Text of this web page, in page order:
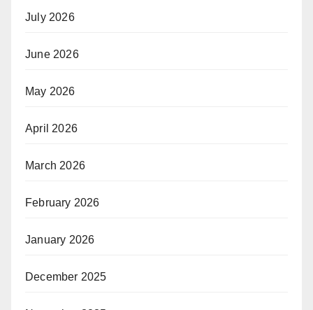
July 2026
June 2026
May 2026
April 2026
March 2026
February 2026
January 2026
December 2025